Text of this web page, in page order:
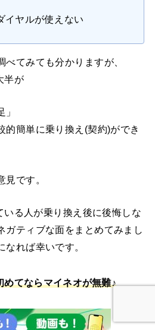
イヤルが使えない
てみても分かりますが、
半が
的簡単に乗り換え(契約)ができ
見です。
いる人が乗り換え後に後悔しな
ガティブな面をまとめてみまし
れば幸いです。
めてならマイネオが無難♪